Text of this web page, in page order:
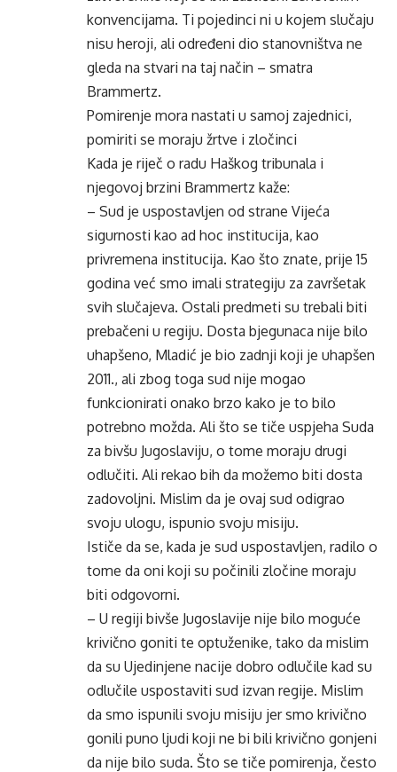
konvencijama. Ti pojedinci ni u kojem slučaju
nisu heroji, ali određeni dio stanovništva ne
gleda na stvari na taj način – smatra
Brammertz.
Pomirenje mora nastati u samoj zajednici,
pomiriti se moraju žrtve i zločinci
Kada je riječ o radu Haškog tribunala i
njegovoj brzini Brammertz kaže:
– Sud je uspostavljen od strane Vijeća
sigurnosti kao ad hoc institucija, kao
privremena institucija. Kao što znate, prije 15
godina već smo imali strategiju za završetak
svih slučajeva. Ostali predmeti su trebali biti
prebačeni u regiju. Dosta bjegunaca nije bilo
uhapšeno, Mladić je bio zadnji koji je uhapšen
2011., ali zbog toga sud nije mogao
funkcionirati onako brzo kako je to bilo
potrebno možda. Ali što se tiče uspjeha Suda
za bivšu Jugoslaviju, o tome moraju drugi
odlučiti. Ali rekao bih da možemo biti dosta
zadovoljni. Mislim da je ovaj sud odigrao
svoju ulogu, ispunio svoju misiju.
Ističe da se, kada je sud uspostavljen, radilo o
tome da oni koji su počinili zločine moraju
biti odgovorni.
– U regiji bivše Jugoslavije nije bilo moguće
krivično goniti te optuženike, tako da mislim
da su Ujedinjene nacije dobro odlučile kad su
odlučile uspostaviti sud izvan regije. Mislim
da smo ispunili svoju misiju jer smo krivično
gonili puno ljudi koji ne bi bili krivično gonjeni
da nije bilo suda. Što se tiče pomirenja, često